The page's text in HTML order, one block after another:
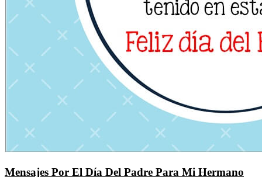
Mensajes Por El Día Del Padre Para Mi Hermano